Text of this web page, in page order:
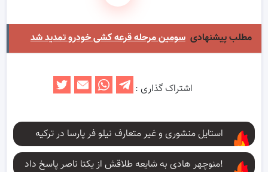
مطلب پیشنهادی سومین مرحله قرعه کشی خودرو تمدید شد
اشتراک گذاری :
استایل منشوری و غیر متعارف نیلو فر پارسا در ترکیه
منوچهر هادی به شایعه طلاقش از یکتا ناصر پاسخ داد!